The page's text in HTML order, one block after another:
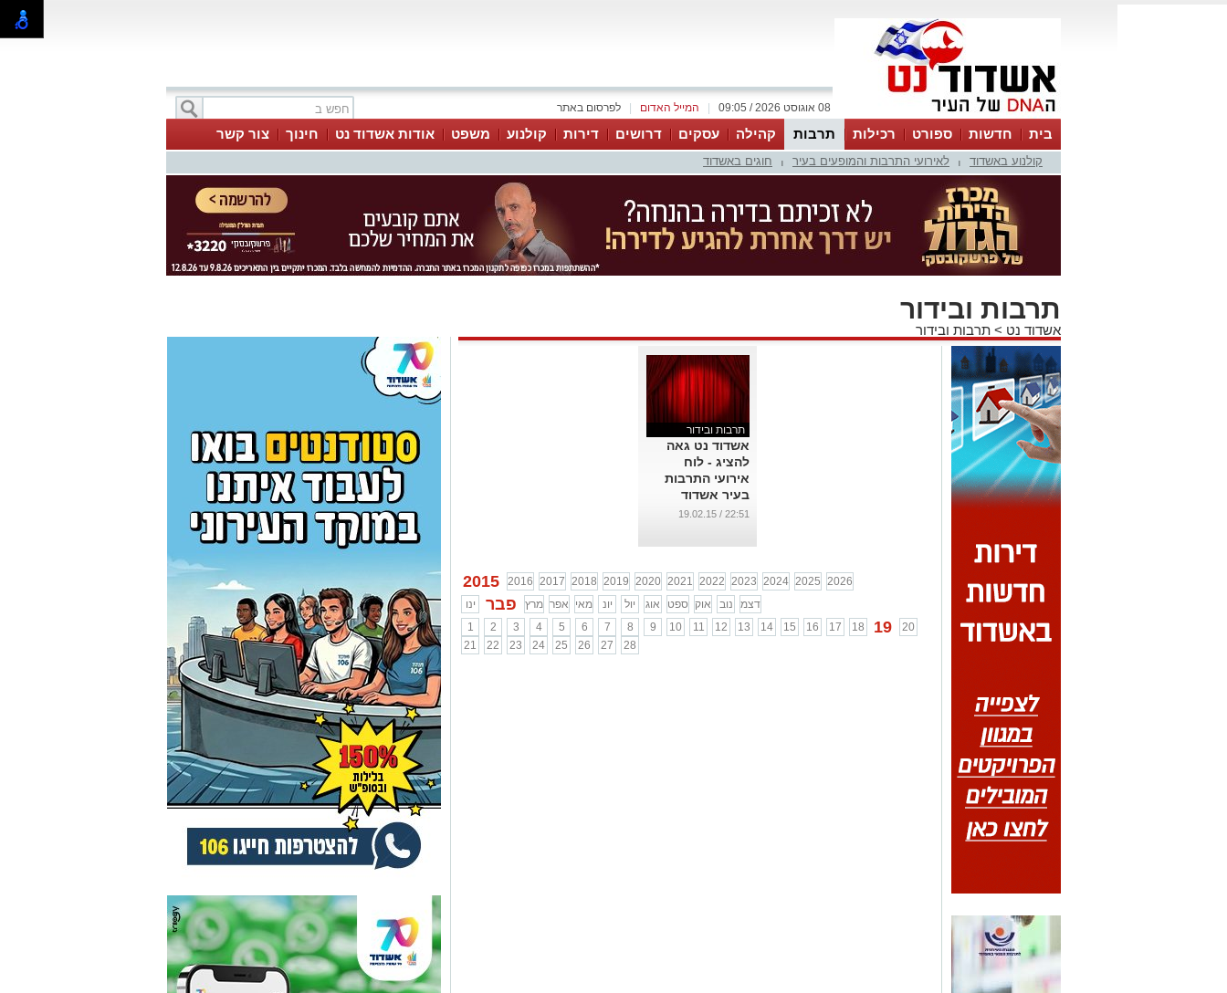
לפרסום באתר המייל האדום 08 אוגוסט 2026 / 09:05
בית חדשות ספורט רכילות תרבות קהילה עסקים דרושים דירות קולנוע משפט אודות אשדוד נט חינוך צור קשר
קולנוע באשדוד לאירועי התרבות והמופעים בעיר חוגים באשדוד
תרבות ובידור
אשדוד נט > תרבות ובידור
תרבות ובידור
אשדוד נט גאה
להציג - לוח
אירועי התרבות
בעיר אשדוד
...
22:51 / 19.02.15
2015 2016 2017 2018 2019 2020 2021 2022 2023 2024 2025 2026
ינו
פבר מרץ אפר מאי יונ יול אוג ספט אוק נוב
דצמ
1
2 3 4 5 6 7 8 9 10 11 12 13 14 15 16 17 18 19
20
21
22 23 24 25 26 27 28